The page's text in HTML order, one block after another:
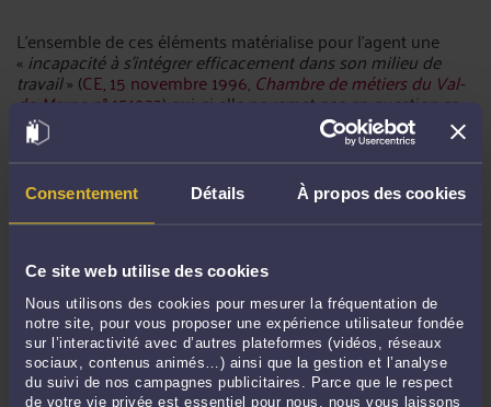
Consentement Détails À propos des cookies
Ce site web utilise des cookies
Nous utilisons des cookies pour mesurer la fréquentation de
notre site, pour vous proposer une expérience utilisateur fondée
sur l’interactivité avec d’autres plateformes (vidéos, réseaux
sociaux, contenus animés…) ainsi que la gestion et l’analyse
du suivi de nos campagnes publicitaires. Parce que le respect
de votre vie privée est essentiel pour nous, nous vous laissons
L’ensemble de ces éléments matérialise pour l’agent une
« incapacité à s’intégrer efficacement dans son milieu de
travail» (CE, 15 novembre 1996, Chambre de métiers du Val-
de-Marne , n° 151932) qui, si elle ne remet pas en question sa
compétence, peut justifier un refus de titularisation lorsque
le comportement de l’agent stagiaire obère le bon
fonctionnement du service.
le juge administratif a estimé que constitue un manquement
au devoir d’obéissance le fait pour l’agent public de ne pas
avoir adapté son activité à l’emploi du temps défini par le
chef d’établissement (CE, 2 mai 1990,Cohen Zardi, n° 71954)
ou encore le refus de ne pas exécuter les tâches confiées à la
suite d’une réorganisation du service (CE, 10 mai 1989,
Gemaux , n° 88397).